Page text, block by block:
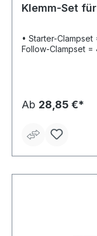
Klemm-Set
• Starter-Clampset
Follow-Clampset =
Ab 28,85 €*